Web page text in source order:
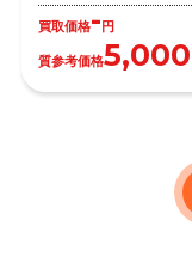
買取価格- 円
質参考価格5,000